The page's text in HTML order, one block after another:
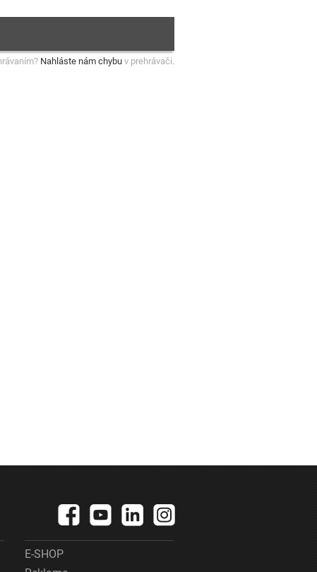
Nahláste nám chybu v prehrávači.
E-SHOP